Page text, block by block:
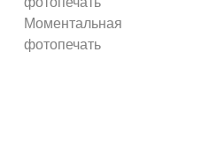
Моментальная
фотопечать